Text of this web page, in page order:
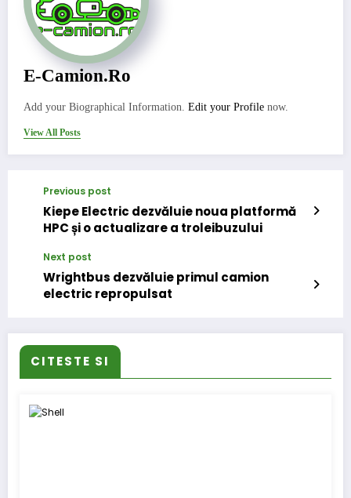
E-Camion.ro
Add your Biographical Information. Edit your Profile now.
View All Posts
Previous post
Kiepe Electric dezvăluie noua platformă
HPC și o actualizare a troleibuzului
Next post
Wrightbus dezvăluie primul camion
electric repropulsat
CITESTE SI